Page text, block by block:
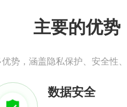
主要的优势
势，涵盖隐私保护、安全性
数据安全